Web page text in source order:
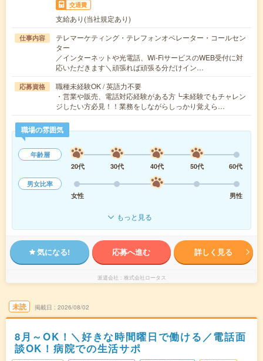
交通費
支給あり(当社規定あり)
仕事内容
テレマーケティング・テレフォンオペレーター・コールセン
ター
／インターネットや光電話、Wi-FiサービスのWEB受付に対
応いただきます＼頑張れば頑張る分だけイン…
応募資格
職種未経験OK / 英語力不要
・営業や販売、電話対応経験がある方┗未経験でもチャレン
ジしたい方必見！！業務をしながらしっかり覚えら…
職場の雰囲気
年齢層
20代
30代 40代 50代
60代
男女比率
女性
男性
もっと見る
気になる! 応募へ進む 詳しく見る
派遣会社 株式会社ロータス
未読 掲載日 2026/08/02
8月～OK！＼好きな時間曜日で働ける／電話面
談OK！病院での生活サポ